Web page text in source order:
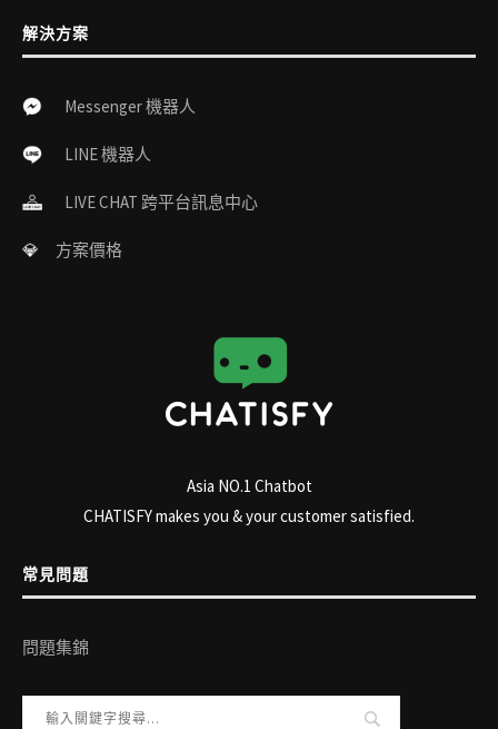
解決方案
Messenger 機器人
LINE 機器人
LIVE CHAT 跨平台訊息中心
💎 方案價格
Asia NO.1 Chatbot
CHATISFY makes you & your customer satisfied.
常見問題
問題集錦